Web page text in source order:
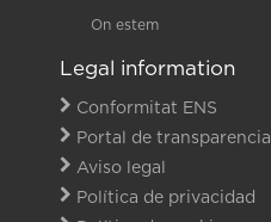
On estem
Legal information
Conformitat ENS
Portal de transparencia
Aviso legal
Política de privacidad